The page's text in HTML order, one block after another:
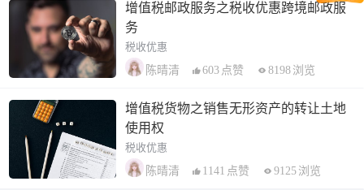
增值税邮政服务之税收优惠跨境邮政服
务
税收优惠
陈晴清
603 点赞 8198 浏览
增值税货物之销售无形资产的转让土地
使用权
税收优惠
陈晴清
1141 点赞 9125 浏览